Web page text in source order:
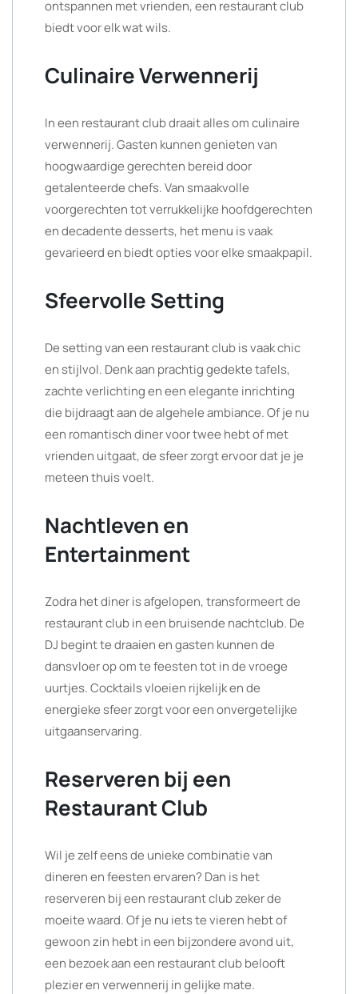
ontspannen met vrienden, een restaurant club
biedt voor elk wat wils.
Culinaire Verwennerij
In een restaurant club draait alles om culinaire
verwennerij. Gasten kunnen genieten van
hoogwaardige gerechten bereid door
getalenteerde chefs. Van smaakvolle
voorgerechten tot verrukkelijke hoofdgerechten
en decadente desserts, het menu is vaak
gevarieerd en biedt opties voor elke smaakpapil.
Sfeervolle Setting
De setting van een restaurant club is vaak chic
en stijlvol. Denk aan prachtig gedekte tafels,
zachte verlichting en een elegante inrichting
die bijdraagt aan de algehele ambiance. Of je nu
een romantisch diner voor twee hebt of met
vrienden uitgaat, de sfeer zorgt ervoor dat je je
meteen thuis voelt.
Nachtleven en
Entertainment
Zodra het diner is afgelopen, transformeert de
restaurant club in een bruisende nachtclub. De
DJ begint te draaien en gasten kunnen de
dansvloer op om te feesten tot in de vroege
uurtjes. Cocktails vloeien rijkelijk en de
energieke sfeer zorgt voor een onvergetelijke
uitgaanservaring.
Reserveren bij een
Restaurant Club
Wil je zelf eens de unieke combinatie van
dineren en feesten ervaren? Dan is het
reserveren bij een restaurant club zeker de
moeite waard. Of je nu iets te vieren hebt of
gewoon zin hebt in een bijzondere avond uit,
een bezoek aan een restaurant club belooft
plezier en verwennerij in gelijke mate.